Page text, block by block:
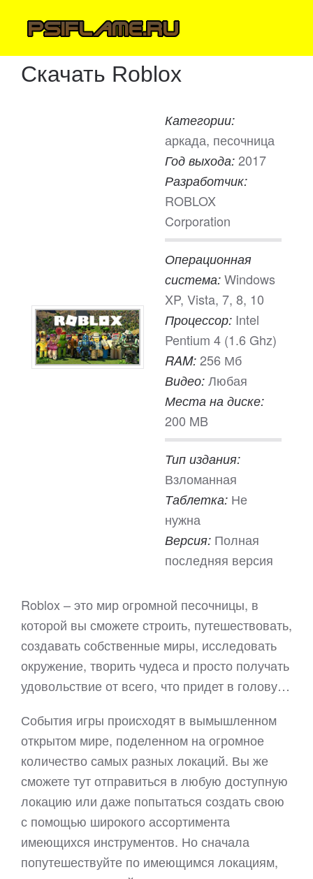
Скачать Roblox
Категории:
аркада, песочница
Год выхода: 2017
Разработчик:
ROBLOX
Corporation
Операционная
система: Windows
XP, Vista, 7, 8, 10
Процессор: Intel
Pentium 4 (1.6 Ghz)
RAM: 256 Мб
Видео: Любая
Места на диске:
200 MB
Тип издания:
Взломанная
Таблетка: Не
нужна
Версия: Полная
последняя версия
Roblox – это мир огромной песочницы, в
которой вы сможете строить, путешествовать,
создавать собственные миры, исследовать
окружение, творить чудеса и просто получать
удовольствие от всего, что придет в голову…
События игры происходят в вымышленном
открытом мире, поделенном на огромное
количество самых разных локаций. Вы же
сможете тут отправиться в любую доступную
локацию или даже попытаться создать свою
с помощью широкого ассортимента
имеющихся инструментов. Но сначала
попутешествуйте по имеющимся локациям,